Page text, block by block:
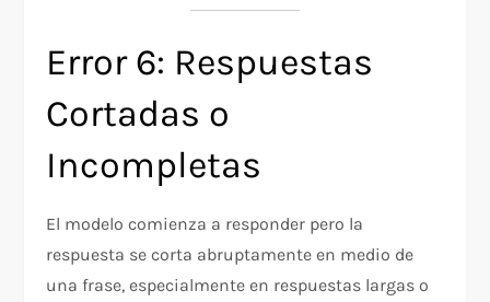
Error 6: Respuestas
Cortadas o
Incompletas
El modelo comienza a responder pero la
respuesta se corta abruptamente en medio de
una frase, especialmente en respuestas largas o